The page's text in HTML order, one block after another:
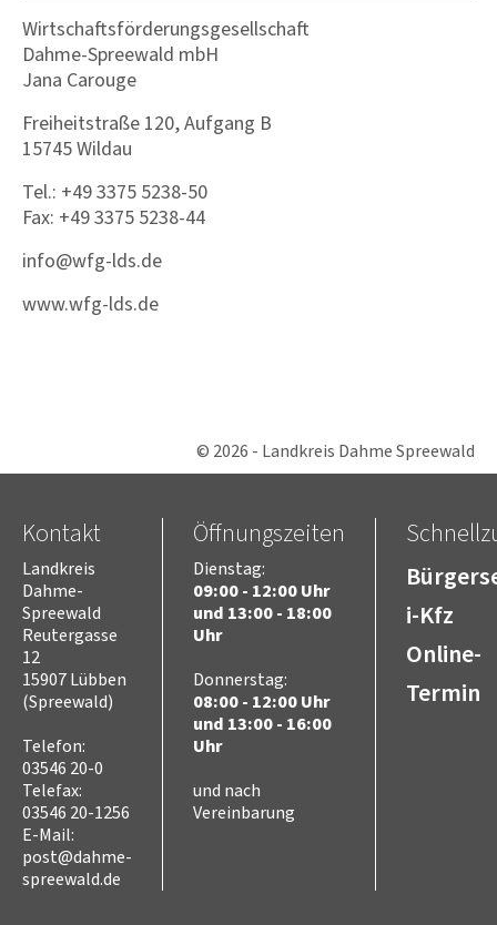
Wirtschaftsförderungsgesellschaft
Dahme-Spreewald mbH
Jana Carouge
Freiheitstraße 120, Aufgang B
15745 Wildau
Tel.: +49 3375 5238-50
Fax: +49 3375 5238-44
info@wfg-lds.de
www.wfg-lds.de
© 2026 - Landkreis Dahme Spreewald
Kontakt
Landkreis
Dahme-
Spreewald
Reutergasse
12
15907 Lübben
(Spreewald)
Telefon:
03546 20-0
Telefax:
03546 20-1256
E-Mail:
post@dahme-
spreewald.de
Öffnungszeiten
Dienstag:
09:00 - 12:00 Uhr
und 13:00 - 18:00
Uhr
Donnerstag:
08:00 - 12:00 Uhr
und 13:00 - 16:00
Uhr
und nach
Vereinbarung
i-Kfz
Online-
Termin